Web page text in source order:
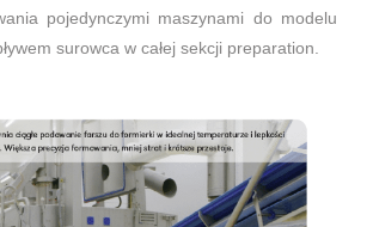
pojedynczymi maszynami do modelu
surowca w całej sekcji preparation.